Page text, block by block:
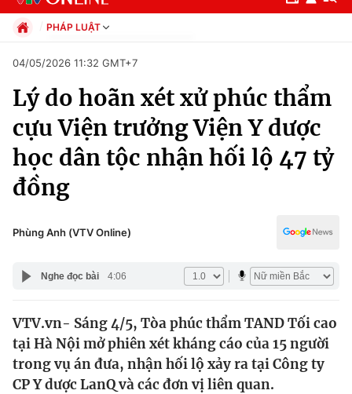
Chuyên mục
Chính trị
Xã hội
Pháp luật
Y tế
Thế giới
Tin tức
Thế giới đó đây
Kinh tế
PHÁP LUẬT
Xã hội
Pháp luật
Thể thao
Truyền hình
Văn hóa - Giải trí
Y tế
Công nghệ
04/05/2026 11:32 GMT+7
Lý do hoãn xét xử phúc thẩm
cựu Viện trưởng Viện Y dược
học dân tộc nhận hối lộ 47 tỷ
đồng
Phùng Anh (VTV Online)
Nghe đọc bài 4:06
VTV.vn- Sáng 4/5, Tòa phúc thẩm TAND Tối cao
tại Hà Nội mở phiên xét kháng cáo của 15 người
trong vụ án đưa, nhận hối lộ xảy ra tại Công ty
CP Y dược LanQ và các đơn vị liên quan.